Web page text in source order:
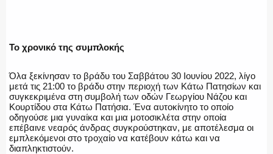
Το χρονικό της συμπλοκής
Όλα ξεκίνησαν το βράδυ του Σαββάτου 30 Ιουνίου 2022, λίγο
μετά τις 21:00 το βράδυ στην περιοχή των Κάτω Πατησίων και
συγκεκριμένα στη συμβολή των οδών Γεωργίου Νάζου και
Κουρτίδου στα Κάτω Πατήσια. Ένα αυτοκίνητο το οποίο
οδηγούσε μια γυναίκα και μια μοτοσικλέτα στην οποία
επέβαινε νεαρός άνδρας συγκρούστηκαν, με αποτέλεσμα οι
εμπλεκόμενοι στο τροχαίο να κατέβουν κάτω και να
διαπληκτιστούν.